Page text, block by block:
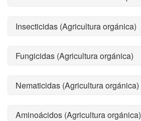
Insecticidas (Agricultura orgánica)
Fungicidas (Agricultura orgánica)
Nematicidas (Agricultura orgánica)
Aminoácidos (Agricultura orgánica)